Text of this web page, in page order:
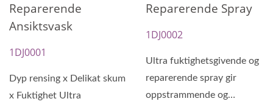
Reparerende
Ansiktsvask
1DJ0001
Dyp rensing x Delikat skum
x Fuktighet Ultra
Reparerende Spray
1DJ0002
Ultra fuktighetsgivende og
reparerende spray gir
oppstrammende og